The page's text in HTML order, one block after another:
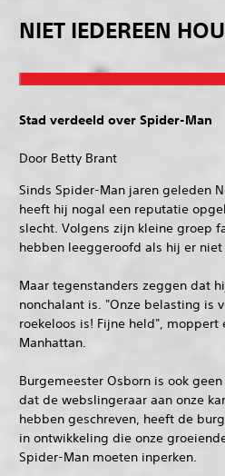
NIET IEDEREEN
Stad verdeeld over Spider-Man
Door Betty Brant
Sinds Spider-Man jaren geleden
heeft hij nogal een reputatie
slecht. Volgens zijn kleine groep
hebben leeggeroofd als hij er
Maar tegenstanders zeggen dat
nonchalant is. "Onze belasting is
roekeloos is! Fijne held", moppert
Manhattan.
Burgemeester Osborn is ook
dat de webslingeraar aan onze
hebben geschreven, heeft de
in ontwikkeling die onze
Spider-Man moeten inperken.